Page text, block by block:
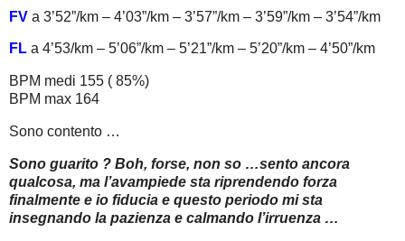
FV a 3’52”/km – 4’03”/km – 3’57”/km – 3’59”/km – 3’54”/km
FL a 4’53/km – 5’06”/km – 5’21”/km – 5’20”/km – 4’50”/km
BPM medi 155 ( 85%)
BPM max 164
Sono contento …
Sono guarito ? Boh, forse, non so …sento ancora
qualcosa, ma l’avampiede sta riprendendo forza
finalmente e io fiducia e questo periodo mi sta
insegnando la pazienza e calmando l’irruenza …